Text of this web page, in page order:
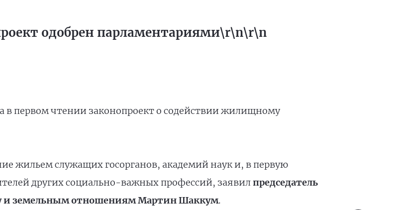
одобрен парламентариями\r\n\r\n
в первом чтении законопроект о содействии жилищному
жильем служащих госорганов, академий наук и, в первую
других социально-важных профессий, заявилпредседатель
и земельным отношениям Мартин Шаккум.